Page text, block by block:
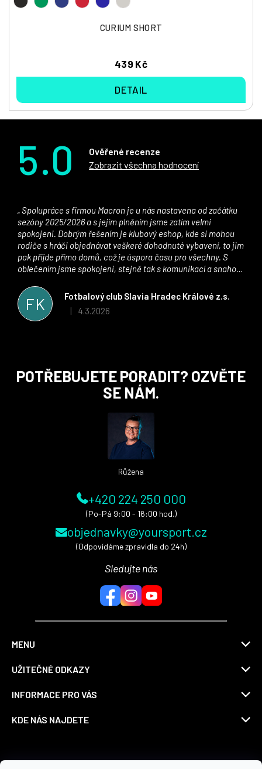
CURIUM SHORT
439 Kč
DETAIL
5.0
Ověřené recenze
Zobrazit všechna hodnocení
FK
Fotbalový club Slavia Hradec Králové z.s.
Hodnocení obchodu je 5 z 5 hvězdiček.
| 4.3.2026
sezóny 2025/2026 a s jejím plněním jsme zatím velmi
spokojeni. Dobrým řešením je klubový eshop, kde si mohou
rodiče s hráči objednávat veškeré dohodnuté vybavení, to jim
pak přijde přímo domů, což je úspora času pro všechny. S
oblečením jsme spokojeni, stejně tak s komunikací a snahou
stran. Věříme, že v tomto duchu bude spolupráce pokračovat
i nadále, nyní už začínáme řešit i první sady dresů ;)
POTŘEBUJETE PORADIT? OZVĚTE
SE NÁM.
Růžena
+420 224 250 000
(Po-Pá 9:00 - 16:00 hod.)
objednavky@yoursport.cz
(Odpovídáme zpravidla do 24h)
Sledujte nás
MENU
UŽITEČNÉ ODKAZY
INFORMACE PRO VÁS
KDE NÁS NAJDETE